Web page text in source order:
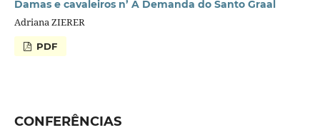
Damas e cavaleiros n’ A Demanda do Santo Graal
Adriana ZIERER
PDF
CONFERÊNCIAS